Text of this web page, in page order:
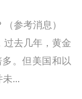
（参考消息）
去几年，黄金
。但美国和以
未...